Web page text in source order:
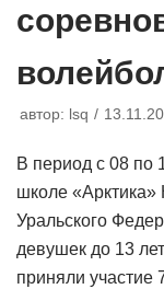
автор: lsq
В период с 08 по
школе «Арктика»
Уральского
девушек до 13
приняли участие